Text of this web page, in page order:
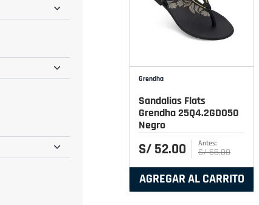
Grendha
Sandalias Flats
Grendha 25Q4.2GDO50
Negro
S/ 52.00 S/65.00
AGREGAR AL CARRITO